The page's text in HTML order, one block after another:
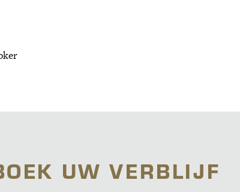
UW VERBLIJF